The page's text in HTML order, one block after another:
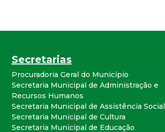
c
i
p
Secretarias
Procuradoria Geral do Município
Secretaria Municipal de Administração e
Recursos Humanos
Secretaria Municipal de Assistência Social
Secretaria Municipal de Cultura
Secretaria Municipal de Educação